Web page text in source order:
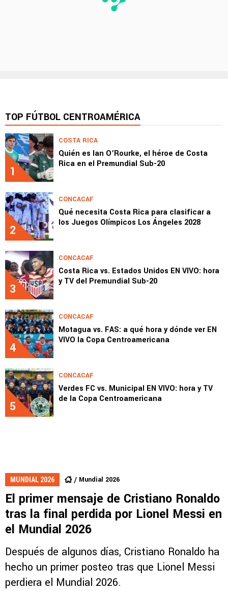
TOP FÚTBOL CENTROAMÉRICA
1
COSTA RICA
Quién es Ian O’Rourke, el héroe de Costa
Rica en el Premundial Sub-20
2
CONCACAF
Qué necesita Costa Rica para clasificar a
los Juegos Olímpicos Los Ángeles 2028
3
CONCACAF
Costa Rica vs. Estados Unidos EN VIVO: hora
y TV del Premundial Sub-20
4
CONCACAF
Motagua vs. FAS: a qué hora y dónde ver EN
VIVO la Copa Centroamericana
5
CONCACAF
Verdes FC vs. Municipal EN VIVO: hora y TV
de la Copa Centroamericana
MUNDIAL 2026 Mundial 2026
El primer mensaje de Cristiano Ronaldo
tras la final perdida por Lionel Messi en
el Mundial 2026
Después de algunos días, Cristiano Ronaldo ha
hecho un primer posteo tras que Lionel Messi
perdiera el Mundial 2026.